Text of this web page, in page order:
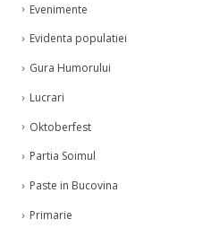
Evenimente
Evidenta populatiei
Gura Humorului
Lucrari
Oktoberfest
Partia Soimul
Paste in Bucovina
Primarie